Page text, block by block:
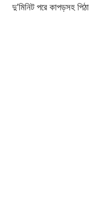
দু’মিনিট পরে কাপড়সহ